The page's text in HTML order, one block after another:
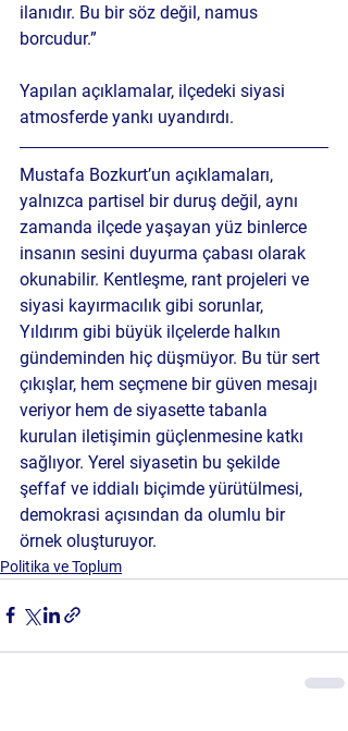
ilanıdır. Bu bir söz değil, namus
borcudur.”
Yapılan açıklamalar, ilçedeki siyasi
atmosferde yankı uyandırdı.
Mustafa Bozkurt’un açıklamaları,
yalnızca partisel bir duruş değil, aynı
zamanda ilçede yaşayan yüz binlerce
insanın sesini duyurma çabası olarak
okunabilir. Kentleşme, rant projeleri ve
siyasi kayırmacılık gibi sorunlar,
Yıldırım gibi büyük ilçelerde halkın
gündeminden hiç düşmüyor. Bu tür sert
çıkışlar, hem seçmene bir güven mesajı
veriyor hem de siyasette tabanla
kurulan iletişimin güçlenmesine katkı
sağlıyor. Yerel siyasetin bu şekilde
şeffaf ve iddialı biçimde yürütülmesi,
demokrasi açısından da olumlu bir
örnek oluşturuyor.
Politika ve Toplum